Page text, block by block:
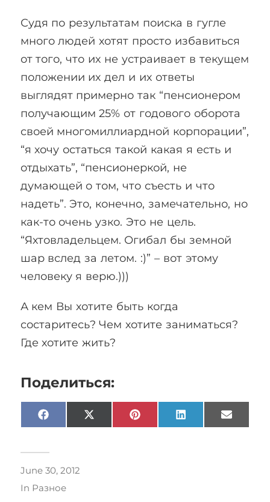
Судя по результатам поиска в гугле
много людей хотят просто избавиться
от того, что их не устраивает в текущем
положении их дел и их ответы
выглядят примерно так “пенсионером
получающим 25% от годового оборота
своей многомиллиардной корпорации”,
“я хочу остаться такой какая я есть и
отдыхать”, “пенсионеркой, не
думающей о том, что съесть и что
надеть”. Это, конечно, замечательно, но
как-то очень узко. Это не цель.
“Яхтовладельцем. Огибал бы земной
шар вслед за летом. :)” – вот этому
человеку я верю.)))
А кем Вы хотите быть когда
состаритесь? Чем хотите заниматься?
Где хотите жить?
Поделиться:
Facebook X
(Twitter)
Pinterest LinkedIn Email
June 30, 2012
In Разное